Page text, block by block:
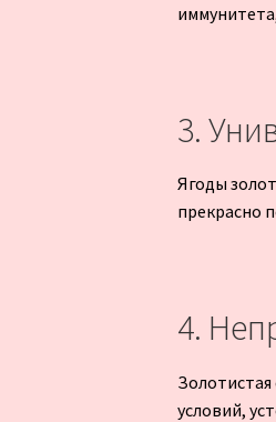
3.
Ягоды
прекрасно
4.
условий,